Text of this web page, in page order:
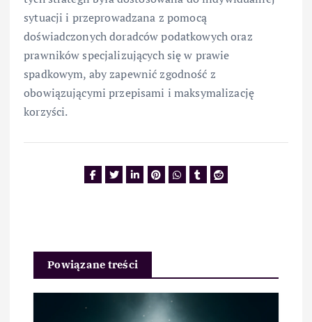
sytuacji i przeprowadzana z pomocą
doświadczonych doradców podatkowych oraz
prawników specjalizujących się w prawie
spadkowym, aby zapewnić zgodność z
obowiązującymi przepisami i maksymalizację
korzyści.
Powiązane treści